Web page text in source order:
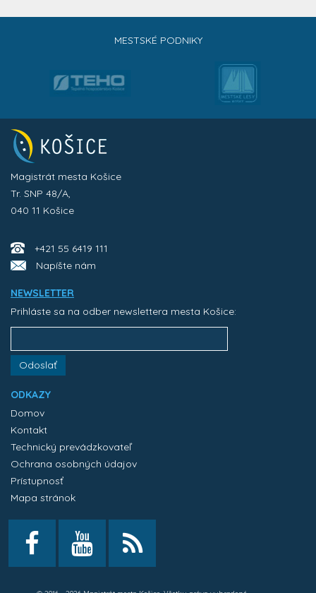
MESTSKÉ PODNIKY
Magistrát mesta Košice
Tr. SNP 48/A,
040 11 Košice
+421 55 6419 111
Napíšte nám
NEWSLETTER
Prihláste sa na odber newslettera mesta Košice:
Odoslať
ODKAZY
Domov
Kontakt
Technický prevádzkovateľ
Ochrana osobných údajov
Prístupnosť
Mapa stránok